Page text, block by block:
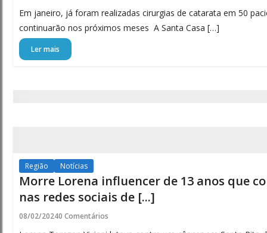
Em janeiro, já foram realizadas cirurgias de catarata em 50
continuarão nos próximos meses A Santa Casa […]
Ler mais
Região Notícias
Morre Lorena influencer de 13 anos que
nas redes sociais de [...]
08/02/20240 Comentários